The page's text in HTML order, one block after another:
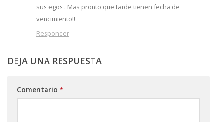
sus egos . Mas pronto que tarde tienen fecha de
vencimiento!!
Responder
DEJA UNA RESPUESTA
Comentario *